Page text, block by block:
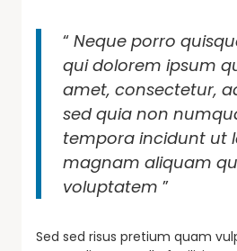
“ Neque porro
qui dolorem ipsum
amet, consectetur,
sed quia non
tempora incidunt ut
magnam aliquam
voluptatem ”
Sed sed risus pretium quam